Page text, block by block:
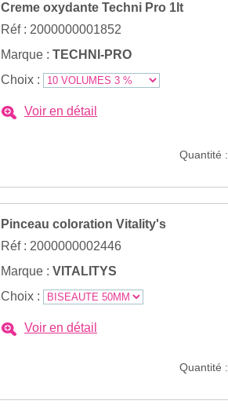
Creme oxydante Techni Pro 1lt
Réf : 2000000001852
Marque : TECHNI-PRO
Choix :
Voir en détail
Quantité :
Pinceau coloration Vitality's
Réf : 2000000002446
Marque : VITALITYS
Choix :
Voir en détail
Quantité :